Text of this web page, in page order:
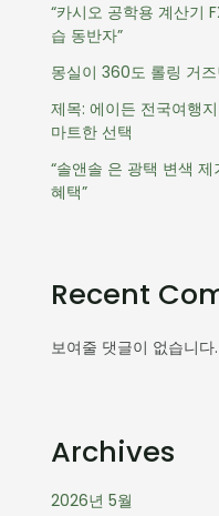
“카시오 공학용 계산기
습 동반자”
몽실이 360도 롤링 거
제목: 에이든 전국여행
마트한 선택
“솔앤솔 은 광택 변색
혜택”
Recent
보여줄 댓글이 없습니다.
Archives
2026년 5월